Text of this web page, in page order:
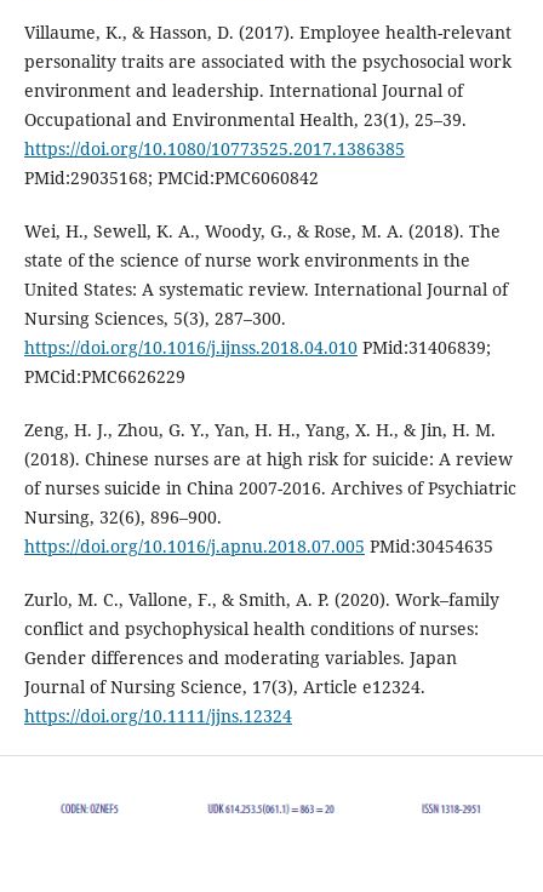
Villaume, K., & Hasson, D. (2017). Employee health-relevant
personality traits are associated with the psychosocial work
environment and leadership. International Journal of
Occupational and Environmental Health, 23(1), 25–39.
https://doi.org/10.1080/10773525.2017.1386385
PMid:29035168; PMCid:PMC6060842
Wei, H., Sewell, K. A., Woody, G., & Rose, M. A. (2018). The
state of the science of nurse work environments in the
United States: A systematic review. International Journal of
Nursing Sciences, 5(3), 287–300.
https://doi.org/10.1016/j.ijnss.2018.04.010PMid:31406839;
PMCid:PMC6626229
Zeng, H. J., Zhou, G. Y., Yan, H. H., Yang, X. H., & Jin, H. M.
(2018). Chinese nurses are at high risk for suicide: A review
of nurses suicide in China 2007-2016. Archives of Psychiatric
Nursing, 32(6), 896–900.
https://doi.org/10.1016/j.apnu.2018.07.005 PMid:30454635
Zurlo, M. C., Vallone, F., & Smith, A. P. (2020). Work–family
conflict and psychophysical health conditions of nurses:
Gender differences and moderating variables. Japan
Journal of Nursing Science, 17(3), Article e12324.
https://doi.org/10.1111/jjns.12324